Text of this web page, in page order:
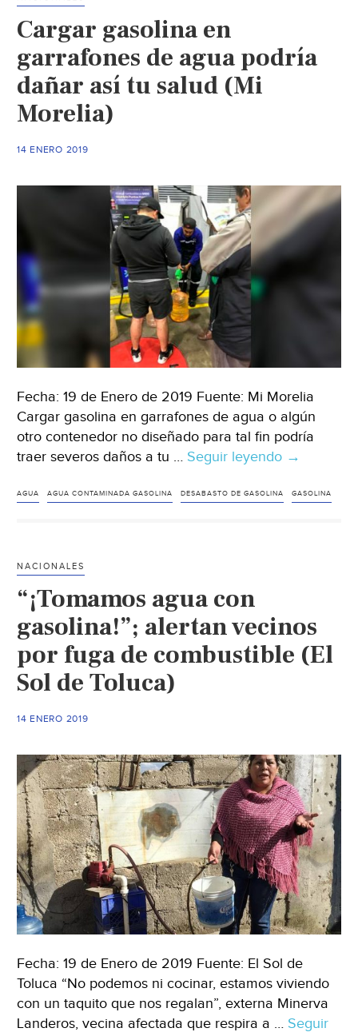
de
(El
Sol
Cargar gasolina en
garrafones de agua podría
dañar así tu salud (Mi
Morelia)
14 ENERO 2019
Fecha: 19 de Enero de 2019 Fuente: Mi Morelia
Cargar gasolina en garrafones de agua o algún
otro contenedor no diseñado para tal fin podría
traer severos daños a tu … Seguir leyendo Cargar
en
tu
salud
→
AGUA AGUA CONTAMINADA GASOLINA DESABASTO DE GASOLINA GASOLINA
NACIONALES
“¡Tomamos agua con
gasolina!”; alertan vecinos
por fuga de combustible (El
Sol de Toluca)
14 ENERO 2019
Fecha: 19 de Enero de 2019 Fuente: El Sol de
Toluca “No podemos ni cocinar, estamos viviendo
con un taquito que nos regalan”, externa Minerva
Landeros, vecina afectada que respira a … Seguir